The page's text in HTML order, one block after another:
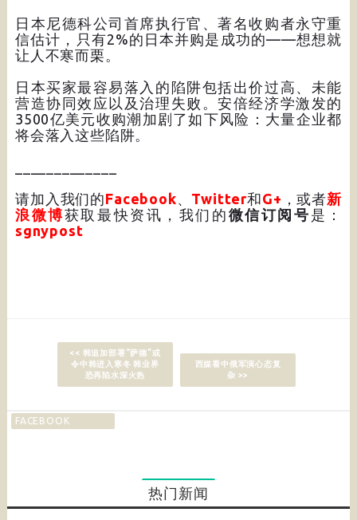
日本尼德科公司首席执行官、著名收购者永守重
信估计，只有2%的日本并购是成功的——想想就
让人不寒而栗。
日本买家最容易落入的陷阱包括出价过高、未能
营造协同效应以及治理失败。安倍经济学激发的
3500亿美元收购潮加剧了如下风险：大量企业都
将会落入这些陷阱。
请加入我们的Facebook、 Twitter和G+ ，或者新
浪微博获取最快资讯，我们的 微信订阅号 是：
sgnypost
<< 韩追加部署“萨德”或
令中韩进入寒冬 韩业界
恐再陷水深火热
西媒看中俄军演心态复
杂 >>
FACEBOOK
热门新闻